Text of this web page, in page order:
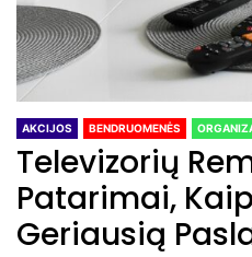
AKCIJOS BENDRUOMENĖS
Televizorių
Patarimai,
Geriausią